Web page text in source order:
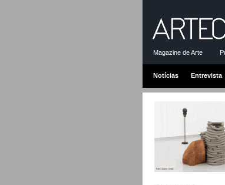
Magazine de Arte
Notícias Entrevista